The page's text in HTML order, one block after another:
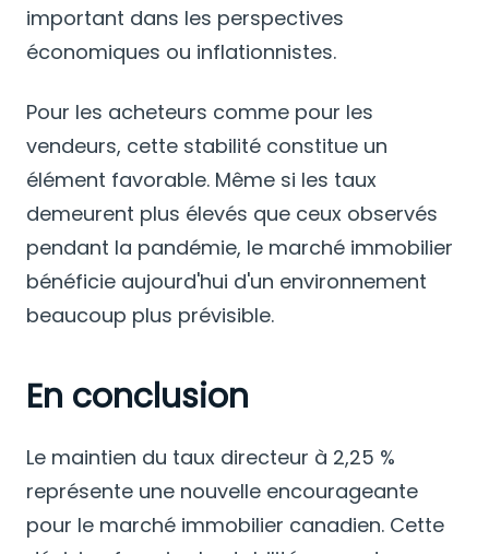
important dans les perspectives
économiques ou inflationnistes.
Pour les acheteurs comme pour les
vendeurs, cette stabilité constitue un
élément favorable. Même si les taux
demeurent plus élevés que ceux observés
pendant la pandémie, le marché immobilier
bénéficie aujourd'hui d'un environnement
beaucoup plus prévisible.
En conclusion
Le maintien du taux directeur à 2,25 %
représente une nouvelle encourageante
pour le marché immobilier canadien. Cette